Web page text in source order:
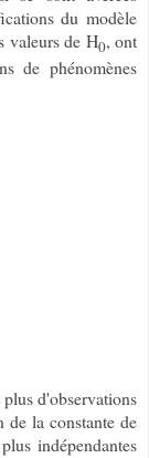
du modèle
valeurs de H0, ont
de phénomènes
d'observations
de la constante de
indépendantes